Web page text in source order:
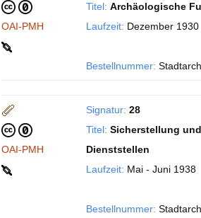
OAI-PMH
Titel: Archäologische
Laufzeit: Dezember
Bestellnummer:
OAI-PMH
Signatur: 28
Titel: Sicherstellung
Dienststellen
Laufzeit: Mai - Juni 1938
Bestellnummer: